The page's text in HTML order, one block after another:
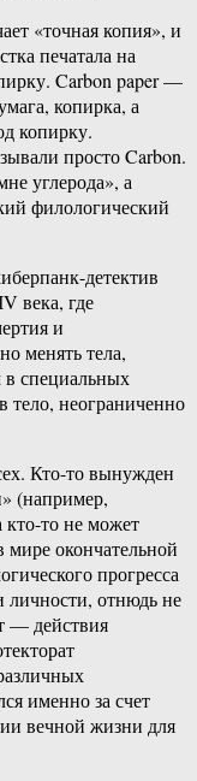
«точная копия», и
печатала на
Carbon paper —
копирка, а
копирку.
просто Carbon.
углерода», а
филологический
детектив
века, где
и
менять тела,
в специальных
тело, неограниченно
Кто-то вынужден
(например,
кто-то не может
мире окончательной
прогресса
личности, отнюдь не
— действия
именно за счет
вечной жизни для